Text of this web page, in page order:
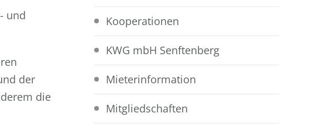
und
der
die
Kooperationen
KWG mbH Senftenberg
Mieterinformation
Mitgliedschaften